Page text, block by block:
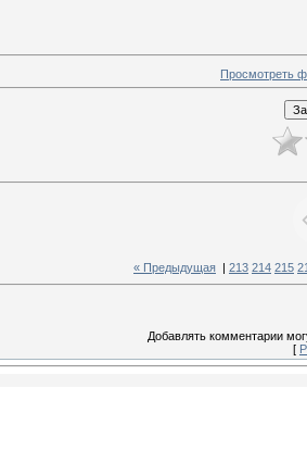
Просмотреть
« Предыдущая 213 214 215
Добавлять комментарии
[